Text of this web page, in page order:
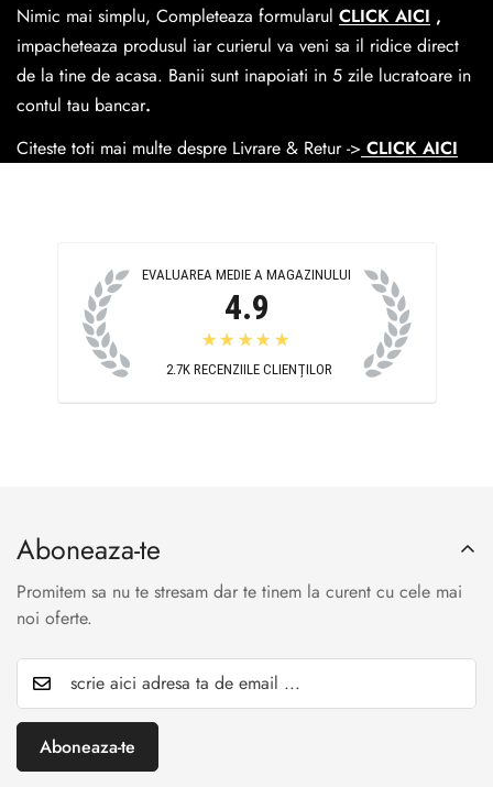
Easybox-ul Emag.
Cosul de livrareeste 15 lei pentru o comanda mai mica de
390 lei si Gratuit pentru o comanda de peste 390 lei.
Nimic mai simplu, Completeaza formularul CLICK AICI ,
impacheteaza produsul iar curierul va veni sa il ridice direct
de la tine de acasa. Banii sunt inapoiati in 5 zile lucratoare in
contul tau bancar.
Citeste toti mai multe despre Livrare & Retur -> CLICK AICI
EVALUAREA MEDIE A MAGAZINULUI
4.9
★★★★★
2.7K RECENZIILE CLIENȚILOR
Aboneaza-te
Promitem sa nu te stresam dar te tinem la curent cu cele mai
noi oferte.
Aboneaza-te